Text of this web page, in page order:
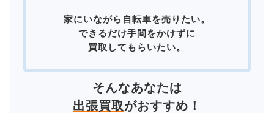
家にいながら自転車を売りたい。
できるだけ手間をかけずに
買取してもらいたい。
そんなあなたは
出張買取がおすすめ！